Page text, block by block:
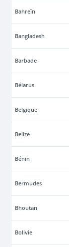
Bahreïn
Bangladesh
Barbade
Bélarus
Belgique
Belize
Bénin
Bermudes
Bhoutan
Bolivie